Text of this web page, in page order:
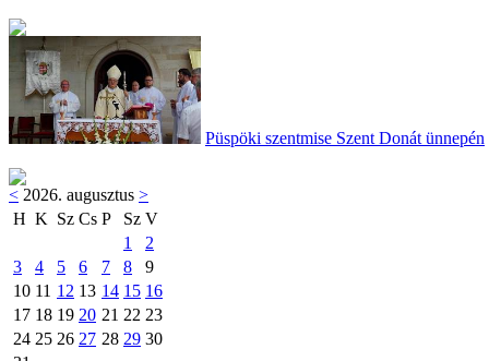
Püspöki szentmise Szent Donát ünnepén
< 2026. augusztus >
H K Sz Cs P Sz V
1
2
3
4 5 6 7 8
9
10 11 12 13 14 15 16
17 18 19 20 21 22 23
24 25 26 27 28 29 30